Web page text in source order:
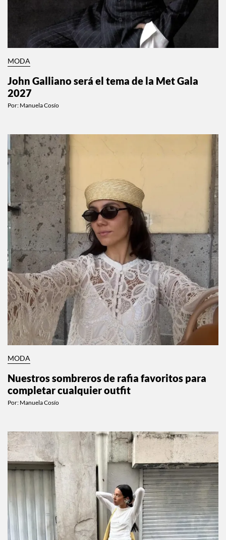
MODA
John Galliano será el tema de la Met Gala
2027
Por: Manuela Cosío
MODA
Nuestros sombreros de rafia favoritos para
completar cualquier outfit
Por: Manuela Cosío